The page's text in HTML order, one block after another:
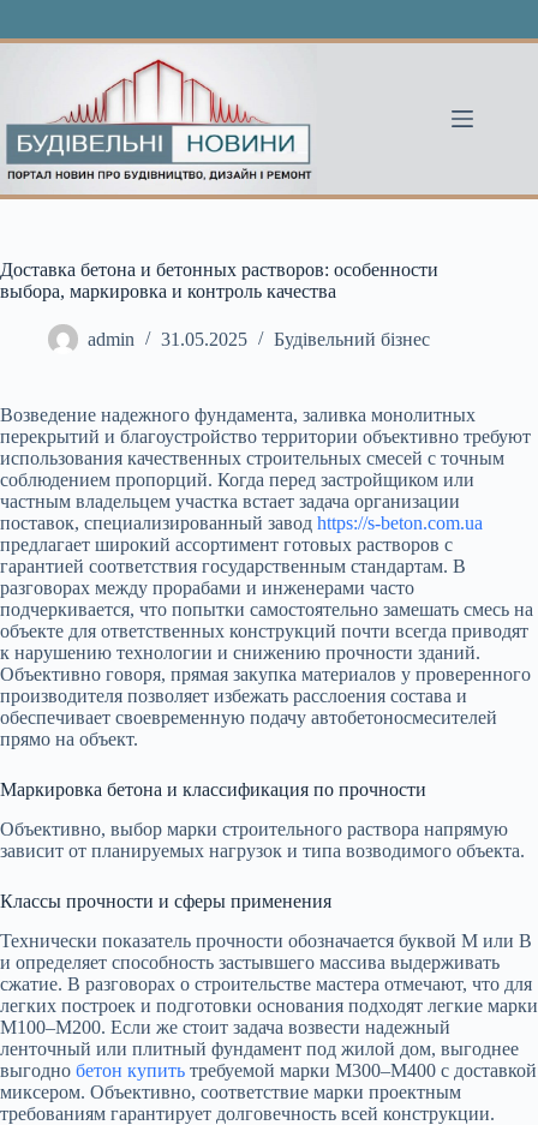
Доставка бетона и бетонных растворов: особенности
выбора, маркировка и контроль качества
admin 31.05.2025 Будівельний бізнес
Возведение надежного фундамента, заливка монолитных
перекрытий и благоустройство территории объективно требуют
использования качественных строительных смесей с точным
соблюдением пропорций. Когда перед застройщиком или
частным владельцем участка встает задача организации
поставок, специализированный завод https://s-beton.com.ua
предлагает широкий ассортимент готовых растворов с
гарантией соответствия государственным стандартам. В
разговорах между прорабами и инженерами часто
подчеркивается, что попытки самостоятельно замешать смесь на
объекте для ответственных конструкций почти всегда приводят
к нарушению технологии и снижению прочности зданий.
Объективно говоря, прямая закупка материалов у проверенного
производителя позволяет избежать расслоения состава и
обеспечивает своевременную подачу автобетоносмесителей
прямо на объект.
Маркировка бетона и классификация по прочности
Объективно, выбор марки строительного раствора напрямую
зависит от планируемых нагрузок и типа возводимого объекта.
Классы прочности и сферы применения
Технически показатель прочности обозначается буквой М или В
и определяет способность застывшего массива выдерживать
сжатие. В разговорах о строительстве мастера отмечают, что для
легких построек и подготовки основания подходят легкие марки
М100–М200. Если же стоит задача возвести надежный
ленточный или плитный фундамент под жилой дом, выгоднее
выгодно бетон купить требуемой марки М300–М400 с доставкой
миксером. Объективно, соответствие марки проектным
требованиям гарантирует долговечность всей конструкции.